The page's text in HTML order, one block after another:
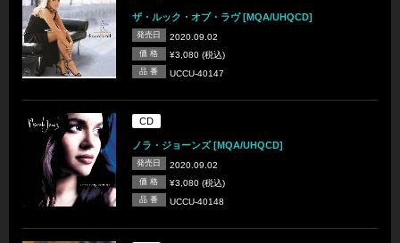
ザ・ルック・オブ・ラヴ [MQA/UHQCD]
発売日 2020.09.02
価 格 ¥3,080 (税込)
品 番 UCCU-40147
CD
ノラ・ジョーンズ [MQA/UHQCD]
発売日 2020.09.02
価 格 ¥3,080 (税込)
品 番 UCCU-40148